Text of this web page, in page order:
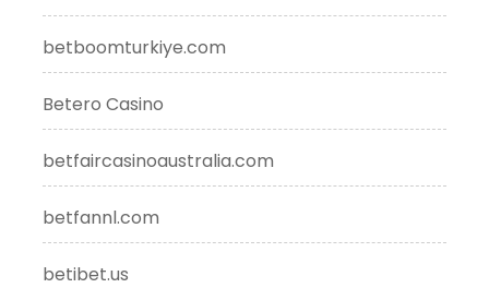
betboomturkiye.com
Betero Casino
betfaircasinoaustralia.com
betfannl.com
betibet.us